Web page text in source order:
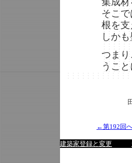
そこ
根を
しか
つま
うこと
←第192回
建築家登録と変更